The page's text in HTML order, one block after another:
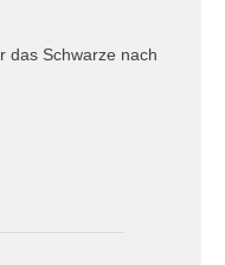
das Schwarze nach